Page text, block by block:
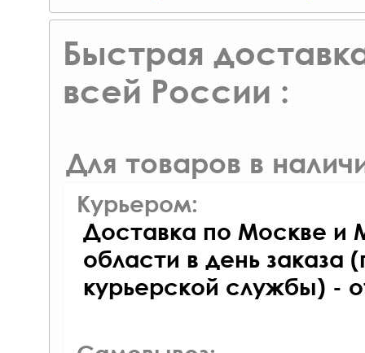
Быстрая
всей России :
Для товаров в
Курьером:
Доставка по Москве и
области в день заказа
курьерской службы) -